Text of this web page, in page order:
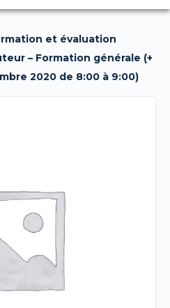
et évaluation
– Formation générale (+
2020 de 8:00 à 9:00)